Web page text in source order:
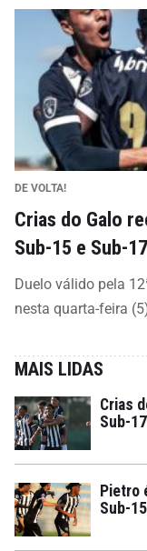
DE VOLTA!
Crias do Galo
Sub-15 e Sub-17
Duelo válido pela
nesta quarta-feira
MAIS LIDAS
Crias
Sub-17
Pietro
Sub-15